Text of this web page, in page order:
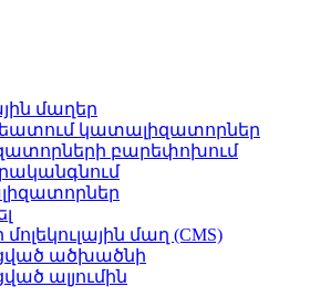
մաղեր
կատալիզատորներ
բարեփոխում
մաղ (CMS)
ածխածնի
ալյումին